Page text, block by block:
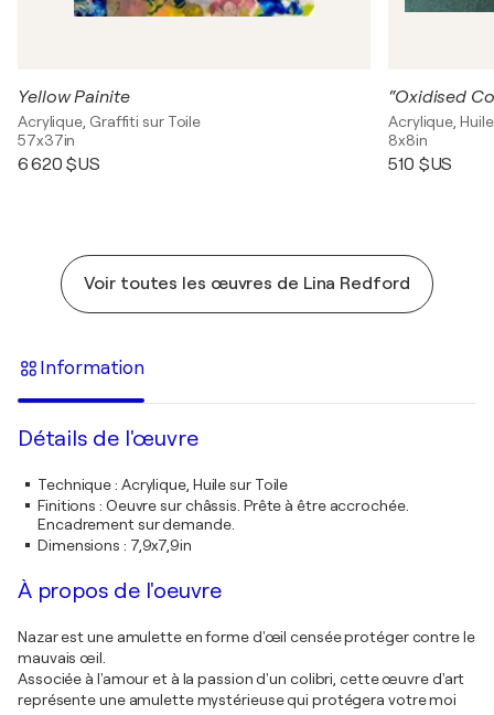
Yellow Painite
Acrylique, Graffiti sur Toile
57x37in
6 620 $US
“Oxidised
Acrylique,
8x8in
510 $US
Voir toutes les œuvres de Lina Redford
Information
Détails de l'œuvre
Technique: Acrylique, Huile sur Toile
Finitions : Oeuvre sur châssis. Prête à être accrochée.
Encadrement sur demande.
Dimensions : 7,9x7,9in
À propos de l'oeuvre
Nazar est une amulette en forme d'œil censée protéger contre le
mauvais œil.
Associée à l'amour et à la passion d'un colibri, cette œuvre d'art
représente une amulette mystérieuse qui protégera votre moi